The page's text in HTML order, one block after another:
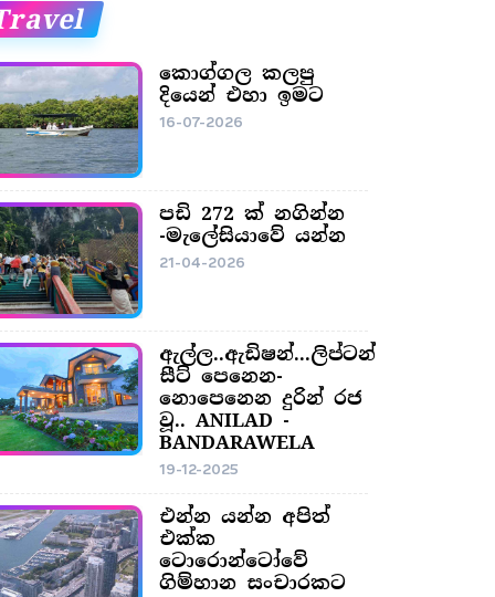
කොග්ගල කලපු
දියෙන් එහා ඉමට
16-07-2026
පඩි 272 ක් නගින්න
-මැලේසියාවේ යන්න
21-04-2026
ඇල්ල..ඇඩිෂන්...ලිප්ටන්
සීට් පෙනෙන-
නොපෙනෙන දුරින් රජ
වූ.. ANILAD -
BANDARAWELA
19-12-2025
එන්න යන්න අපිත්
එක්ක
ටොරොන්ටෝවේ
ගිම්හාන සංචාරකට